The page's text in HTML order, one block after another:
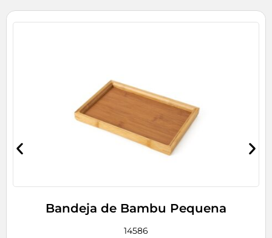
Bandeja de Bambu Pequena
14586